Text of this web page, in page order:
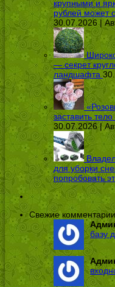
крупными и
рублей может
30.07.2026 |
— секрет
ландшафта
заставить
30.07.2026 |
для уборки
попробовать
Свежие комментарии
базу